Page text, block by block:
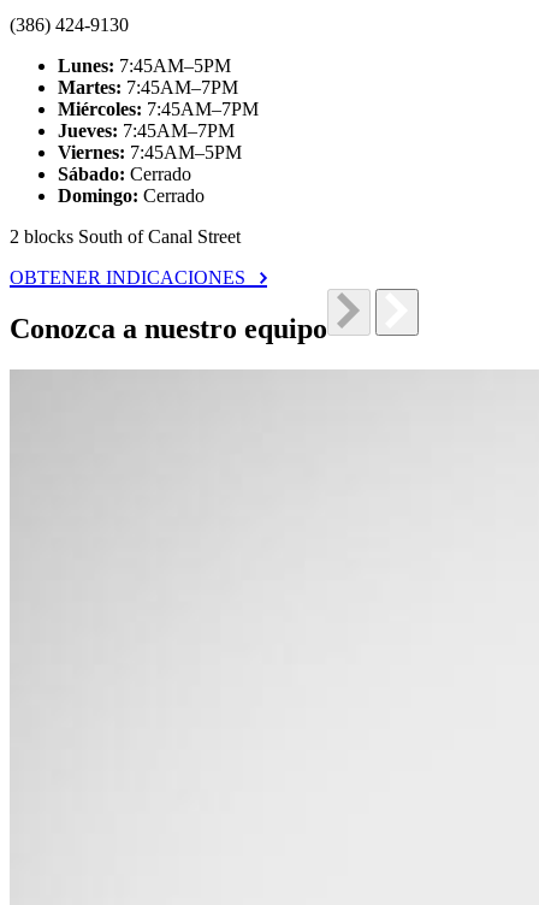
(386) 424-9130
Lunes: 7:45AM–5PM
Martes: 7:45AM–7PM
Miércoles: 7:45AM–7PM
Jueves: 7:45AM–7PM
Viernes: 7:45AM–5PM
Sábado: Cerrado
Domingo: Cerrado
2 blocks South of Canal Street
OBTENER INDICACIONES
Conozca a nuestro equipo